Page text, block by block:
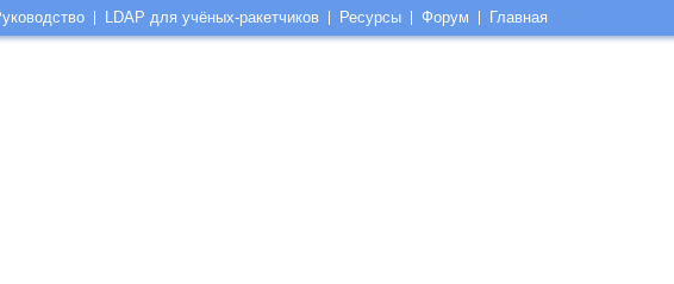
LDAP для учёных-ракетчиков Ресурсы Форум Главная